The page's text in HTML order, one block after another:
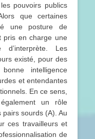
pouvoirs publics
que certaines
une posture de
pris en charge une
Les
existé, pour des
intelligence
et entendantes
En ce sens,
un rôle
pairs sourds (A). Au
ces travailleurs et
de